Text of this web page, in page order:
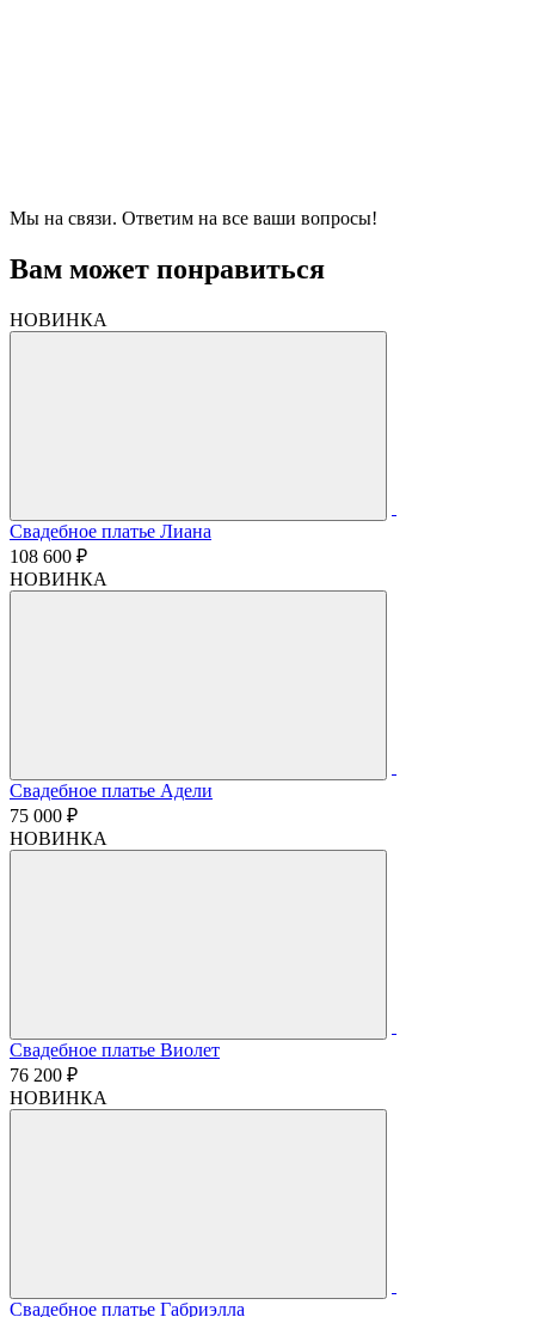
Мы на связи. Ответим на все ваши вопросы!
Вам может понравиться
НОВИНКА
Свадебное платье Лиана
108 600 ₽
НОВИНКА
Свадебное платье Адели
75 000 ₽
НОВИНКА
Свадебное платье Виолет
76 200 ₽
НОВИНКА
Свадебное платье Габриэлла